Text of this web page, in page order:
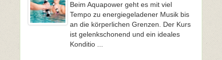
Beim Aquapower geht es mit viel
Tempo zu energiegeladener Musik bis
an die körperlichen Grenzen. Der Kurs
ist gelenkschonend und ein ideales
Konditio ...